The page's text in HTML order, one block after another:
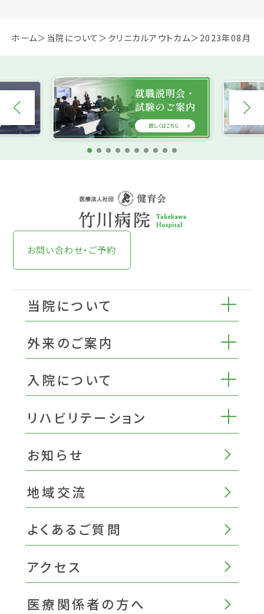
ホーム 当院について クリニカルアウトカム 2023年08月
お問い合わせ・ご予約
当院について
外来のご案内
入院について
リハビリテーション
お知らせ
地域交流
よくあるご質問
アクセス
医療関係者の方へ